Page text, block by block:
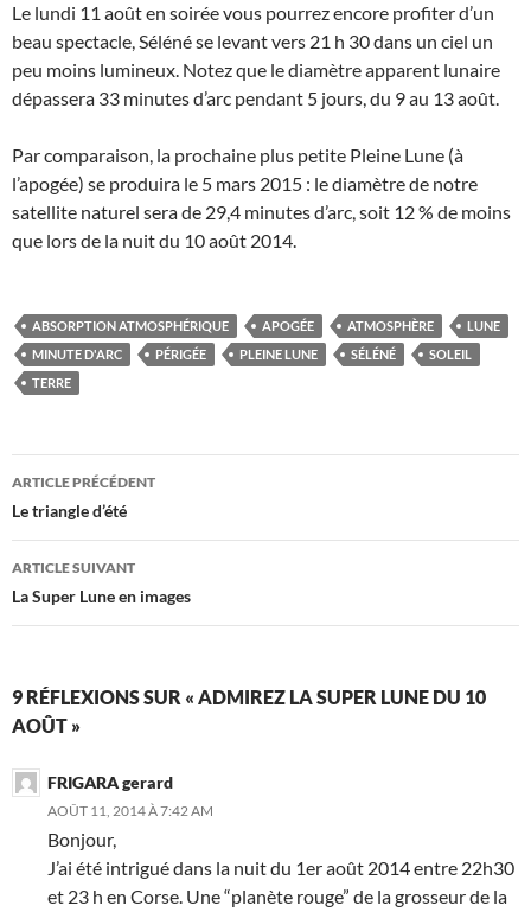
Le lundi 11 août en soirée vous pourrez encore profiter d’un
beau spectacle, Séléné se levant vers 21 h 30 dans un ciel un
peu moins lumineux. Notez que le diamètre apparent lunaire
dépassera 33 minutes d’arc pendant 5 jours, du 9 au 13 août.
Par comparaison, la prochaine plus petite Pleine Lune (à
l’apogée) se produira le 5 mars 2015 : le diamètre de notre
satellite naturel sera de 29,4 minutes d’arc, soit 12 % de moins
que lors de la nuit du 10 août 2014.
ABSORPTION ATMOSPHÉRIQUE APOGÉE ATMOSPHÈRE
LUNE
MINUTE D'ARC
PÉRIGÉE PLEINE LUNE SÉLÉNÉ
SOLEIL
TERRE
Navigation
des
articles
ARTICLE PRÉCÉDENT
Le triangle d’été
ARTICLE SUIVANT
La Super Lune en images
9 RÉFLEXIONS SUR « ADMIREZ LA SUPER LUNE DU 10
AOÛT »
FRIGARA gerard
AOÛT 11, 2014 À 7:42 AM
Bonjour,
J’ai été intrigué dans la nuit du 1er août 2014 entre 22h30
et 23 h en Corse. Une “planète rouge” de la grosseur de la